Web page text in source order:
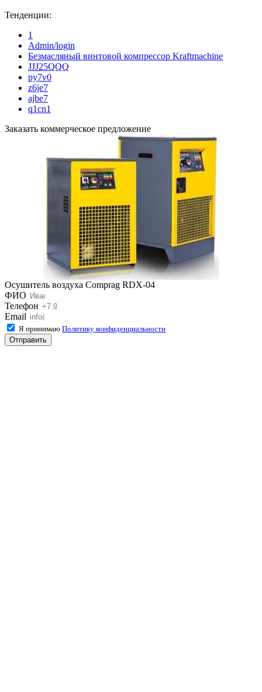
Тенденции:
1
Admin/login
Безмасляный винтовой компрессор Kraftmaсhine
JJJ25QQQ
py7v0
z6je7
ajbe7
q1cn1
Заказать коммерческое предложение
Осушитель воздуха Comprag RDX-04
ФИО
Телефон
Email
Я принимаю Политику конфиденциальности
Отправить